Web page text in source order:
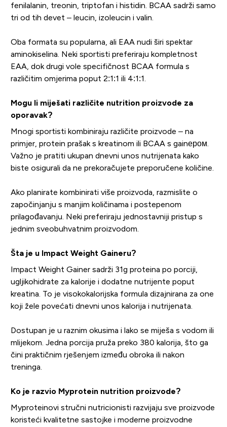
fenilalanin, treonin, triptofan i histidin. BCAA sadrži samo
tri od tih devet – leucin, izoleucin i valin.
Oba formata su popularna, ali EAA nudi širi spektar
aminokiselina. Neki sportisti preferiraju kompletnost
EAA, dok drugi vole specifičnost BCAA formula s
različitim omjerima poput 2:1:1 ili 4:1:1.
Mogu li miješati različite nutrition proizvode za
oporavak?
Mnogi sportisti kombiniraju različite proizvode – na
primjer, protein prašak s kreatinom ili BCAA s gainером.
Važno je pratiti ukupan dnevni unos nutrijenata kako
biste osigurali da ne prekoračujete preporučene količine.
Ako planirate kombinirati više proizvoda, razmislite o
započinjanju s manjim količinama i postepenom
prilagođavanju. Neki preferiraju jednostavniji pristup s
jednim sveobuhvatnim proizvodom.
Šta je u Impact Weight Gaineru?
Impact Weight Gainer sadrži 31g proteina po porciji,
ugljikohidrate za kalorije i dodatne nutrijente poput
kreatina. To je visokokalorijska formula dizajnirana za one
koji žele povećati dnevni unos kalorija i nutrijenata.
Dostupan je u raznim okusima i lako se miješa s vodom ili
mlijekom. Jedna porcija pruža preko 380 kalorija, što ga
čini praktičnim rješenjem između obroka ili nakon
treninga.
Ko je razvio Myprotein nutrition proizvode?
Myproteinovi stručni nutricionisti razvijaju sve proizvode
koristeći kvalitetne sastojke i moderne proizvodne